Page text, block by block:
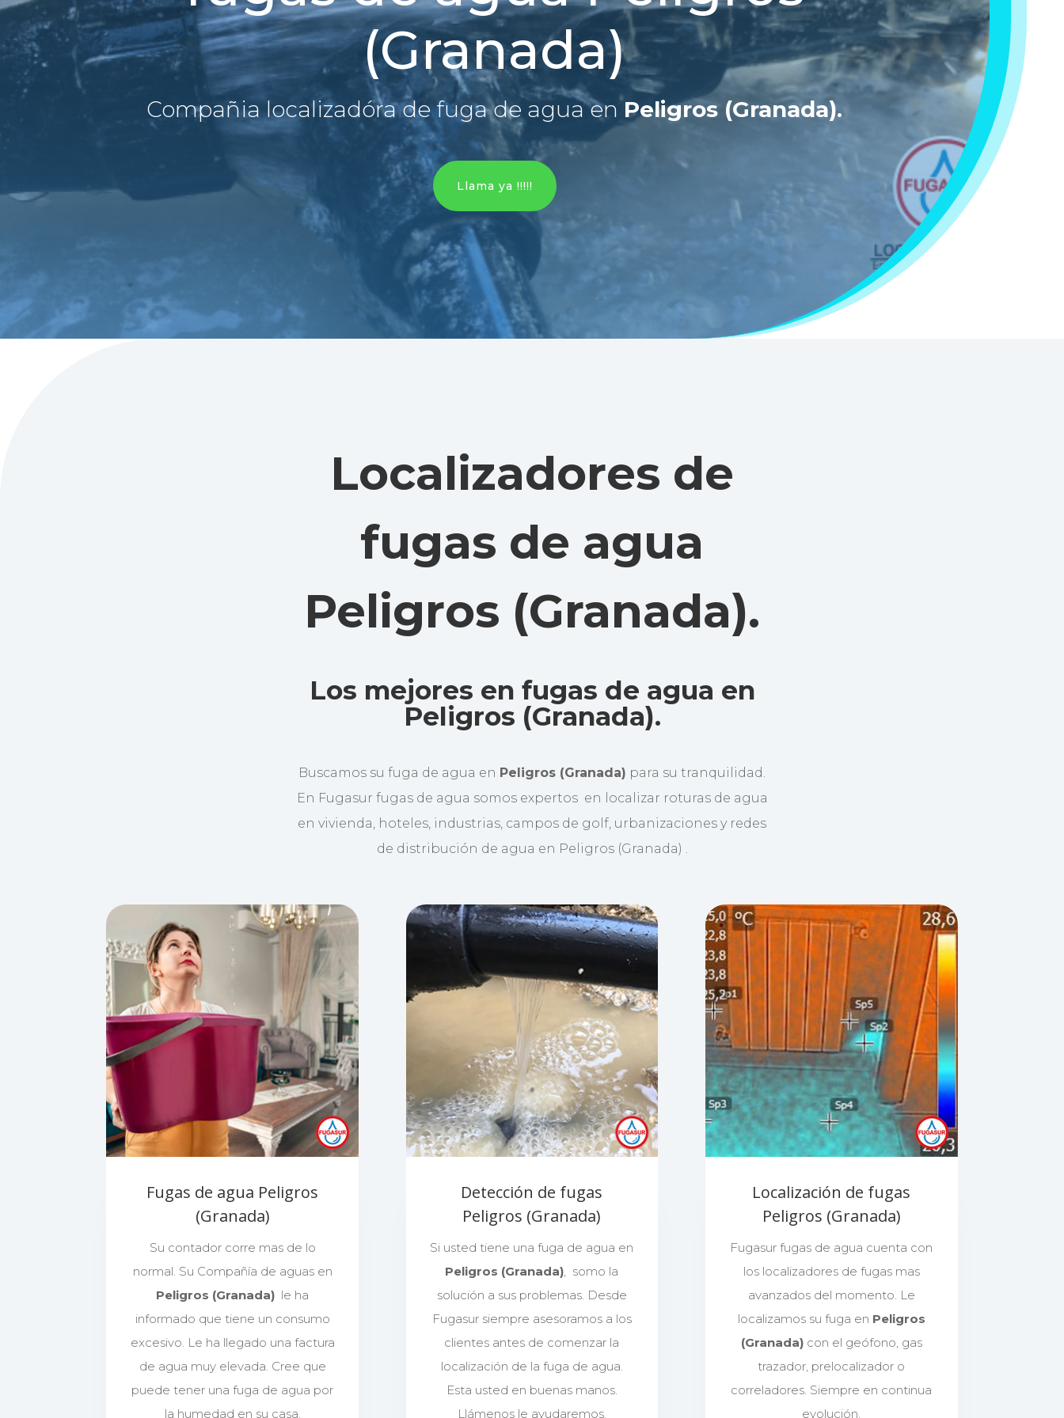
(Granada)
Compañia localizadóra de fuga de agua enPeligros (Granada).
Llama ya !!!!!
Localizadores de
fugas de agua
Peligros (Granada).
Los mejores en fugas de agua en
Peligros (Granada).
Buscamos su fuga de agua en Peligros (Granada) para su tranquilidad.
En Fugasur fugas de agua somos expertos en localizar roturas de agua
en vivienda, hoteles, industrias, campos de golf, urbanizaciones y redes
de distribución de agua en Peligros (Granada) .
Fugas de agua Peligros
(Granada)
Su contador corre mas de lo
normal. Su Compañía de aguas en
Peligros (Granada) le ha
informado que tiene un consumo
excesivo. Le ha llegado una factura
de agua muy elevada. Cree que
puede tener una fuga de agua por
la humedad en su casa.
Detección de fugas
Peligros (Granada)
Si usted tiene una fuga de agua en
Peligros (Granada), somo la
solución a sus problemas. Desde
Fugasur siempre asesoramos a los
clientes antes de comenzar la
localización de la fuga de agua.
Esta usted en buenas manos.
Llámenos le ayudaremos.
Localización de fugas
Peligros (Granada)
Fugasur fugas de agua cuenta con
los localizadores de fugas mas
avanzados del momento. Le
localizamos su fuga en Peligros
(Granada)con el geófono, gas
trazador, prelocalizador o
correladores. Siempre en continua
evolución.